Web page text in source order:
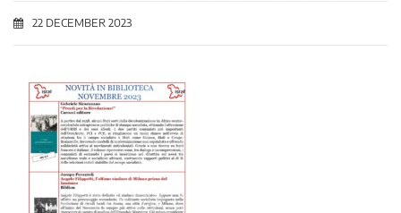
22 DECEMBER 2023